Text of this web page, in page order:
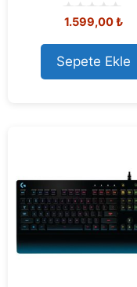
0
u
t
o
f
1.599,00₺
Sepete Ekle